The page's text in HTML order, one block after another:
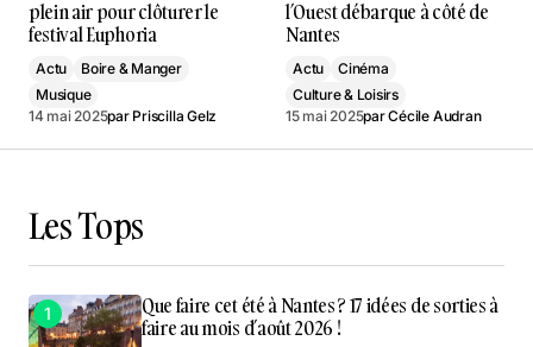
plein air pour clôturer le
festival Euphoria
Actu
Boire & Manger
Musique
14 mai 2025par Priscilla Gelz
l’Ouest débarque à côté de
Nantes
Actu
Cinéma
Culture & Loisirs
15 mai 2025parCécile Audran
Les Tops
Que faire cet été à Nantes ? 17 idées de sorties à
faire au mois d’août 2026 !